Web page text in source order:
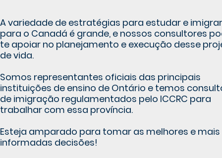
A variedade de estratégias para estudar e imigrar
para o Canadá é grande, e nossos consultores
te apoiar no planejamento e execução desse
de vida.
Somos representantes oficiais das principais
instituições de ensino de Ontário e temos
de imigração regulamentados pelo ICCRC para
trabalhar com essa província.
Esteja amparado para tomar as melhores e mais
informadas decisões!